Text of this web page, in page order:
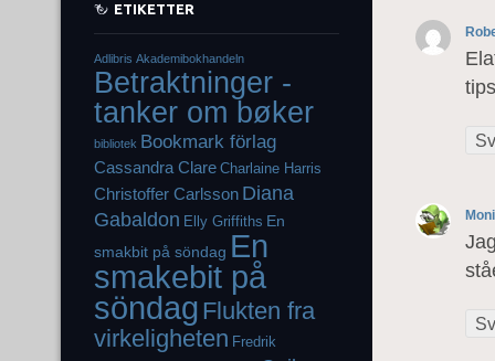
ETIKETTER
Adlibris Akademibokhandeln
Betraktninger -
tanker om bøker
bibliotek Bookmark förlag
Cassandra Clare Charlaine Harris
Christoffer Carlsson Diana
Gabaldon Elly Griffiths En
smakbit på söndag En
smakebit på
söndag Flukten fra
virkeligheten Fredrik